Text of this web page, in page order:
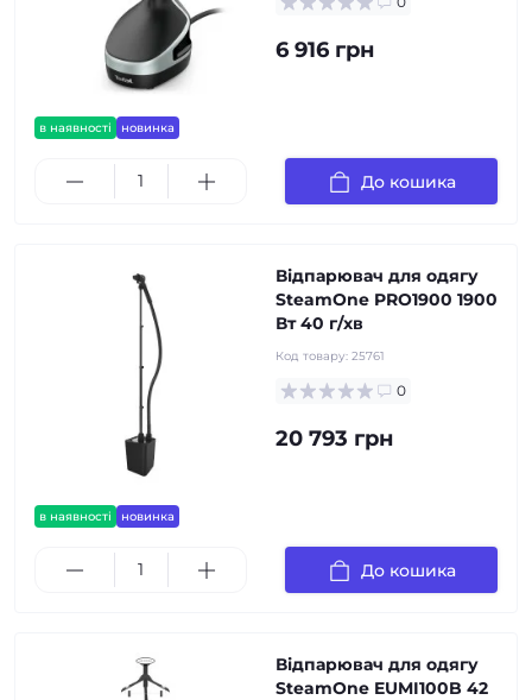
в наявності новинка
6 916 грн
До кошика
в наявності новинка
Відпарювач для одягу
SteamOne PRO1900 1900
Вт 40 г/хв
Код товару: 25761
0
20 793 грн
До кошика
Відпарювач для одягу
SteamOne EUMI100B 42